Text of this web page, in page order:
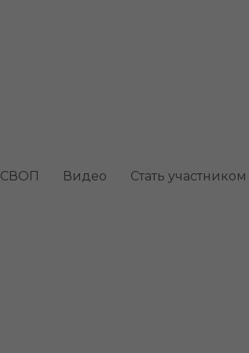
СВОП Видео Стать участником